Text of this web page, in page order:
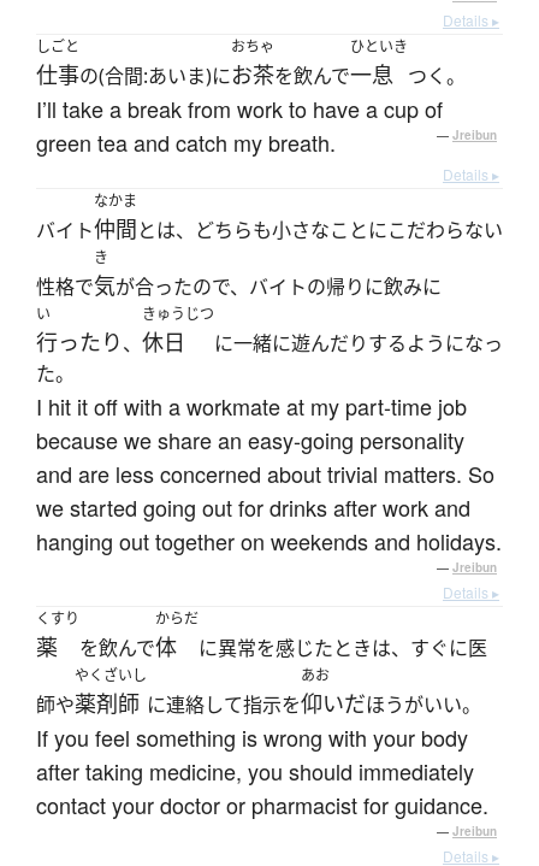
Details ▸
しごと
仕事の(合間:あいま)に
おちゃ
お茶を飲んで
ひといき
一息 つく。
I’ll take a break from work to have a cup of
green tea and catch my breath.
— Jreibun
Details ▸
バイト
なかま
仲間とは、どちらも小さなことにこだわらない
性格で
き
気が合ったので、バイトの帰りに飲みに
い
行ったり、
きゅうじつ
休日
に一緒に遊んだりするようになっ
た。
I hit it off with a workmate at my part-time job
because we share an easy-going personality
and are less concerned about trivial matters. So
we started going out for drinks after work and
hanging out together on weekends and holidays.
— Jreibun
Details ▸
くすり
薬 を飲んで
からだ
体 に異常を感じたときは、すぐに医
師や
やくざいし
薬剤師 に連絡して指示を
あお
仰いだほうがいい。
If you feel something is wrong with your body
after taking medicine, you should immediately
contact your doctor or pharmacist for guidance.
— Jreibun
Details ▸